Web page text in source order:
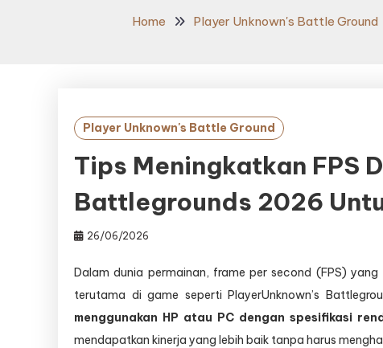
Home Player Unknown's Battle Ground
Player Unknown's Battle Ground
Tips Meningkatkan FPS
Battlegrounds 2026
26/06/2026
Dalam dunia permainan, frame per second (FPS)
terutama di game seperti PlayerUnknown’s
menggunakan HP atau PC dengan spesifikasi
mendapatkan kinerja yang lebih baik tanpa harus